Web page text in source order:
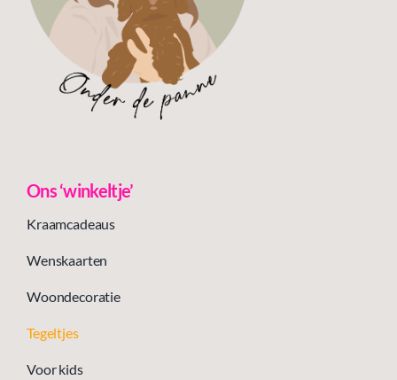
Ons ‘winkeltje’
Kraamcadeaus
Wenskaarten
Woondecoratie
Tegeltjes
Voor kids